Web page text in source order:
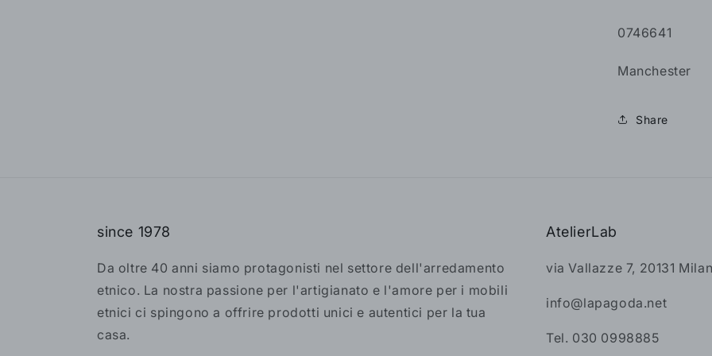
0746641
Manchester
Share
since 1978
Da oltre 40 anni siamo protagonisti nel settore dell'arredamento
etnico. La nostra passione per l'artigianato e l'amore per i mobili
etnici ci spingono a offrire prodotti unici e autentici per la tua
casa.
AtelierLab
via Vallazze 7, 20131
info@lapagoda.net
Tel. 030 0998885